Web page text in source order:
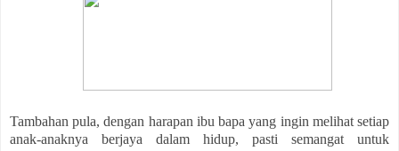
Tambahan pula, dengan harapan ibu bapa yang ingin melihat setiap
anak-anaknya berjaya dalam hidup, pasti semangat untuk